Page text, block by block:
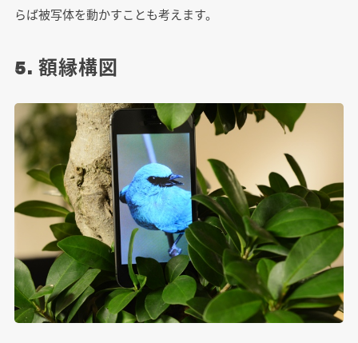
らば被写体を動かすことも考えます。
5. 額縁構図